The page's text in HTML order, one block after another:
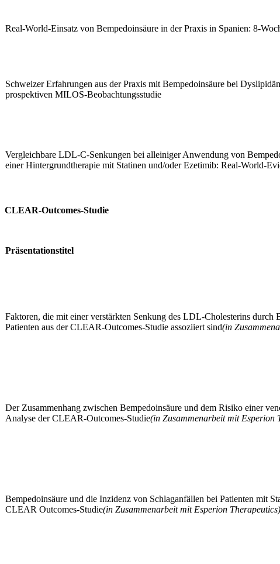
Real-World-Einsatz von Bempedoinsäure in der Praxis in Spanien: 8-
Schweizer Erfahrungen aus der Praxis mit Bempedoinsäure bei
prospektiven MILOS-Beobachtungsstudie
Vergleichbare LDL-C-Senkungen bei alleiniger Anwendung von
einer Hintergrundtherapie mit Statinen und/oder Ezetimib: Real-World-
CLEAR-Outcomes-Studie
Präsentationstitel
Faktoren, die mit einer verstärkten Senkung des LDL-Cholesterins durch
Patienten aus der CLEAR-Outcomes-Studie assoziiert sind(in
Der Zusammenhang zwischen Bempedoinsäure und dem Risiko einer
Analyse der CLEAR-Outcomes-Studie(in Zusammenarbeit mit Esperion
Bempedoinsäure und die Inzidenz von Schlaganfällen bei Patienten mit
CLEAR Outcomes-Studie(in Zusammenarbeit mit Esperion Therapeutics)